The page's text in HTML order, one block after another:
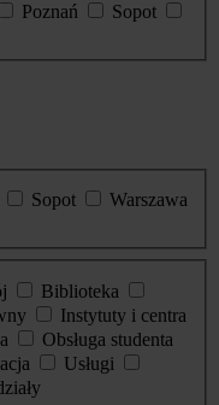
Poznań
Sopot
Sopot
Warszawa
Biblioteka
Instytuty i centra
Obsługa studenta
Usługi